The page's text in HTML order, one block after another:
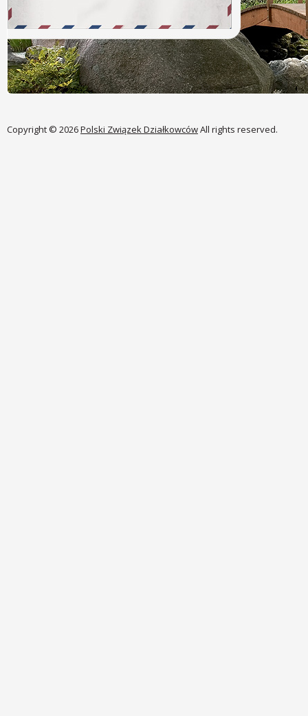
Copyright © 2026Polski Związek DziałkowcówAll rights reserved.